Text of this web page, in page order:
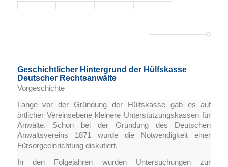
Geschichtlicher Hintergrund der Hülfskasse
Deutscher Rechtsanwälte
Vorgeschichte
Lange vor der Gründung der Hülfskasse gab es auf
örtlicher Vereinsebene kleinere Unterstützungskassen für
Anwälte. Schon bei der Gründung des Deutschen
Anwaltsvereins 1871 wurde die Notwendigkeit einer
Fürsorgeeinrichtung diskutiert.
In den Folgejahren wurden Untersuchungen zur